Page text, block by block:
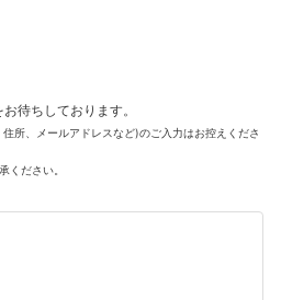
待ちしております。
所、メールアドレスなど)のご入力はお控えくださ
ください。